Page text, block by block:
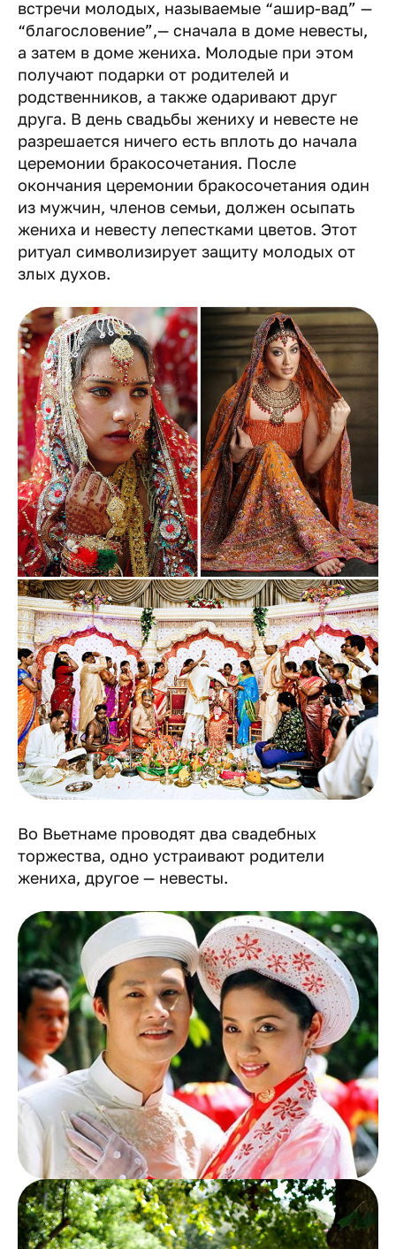
встречи молодых, называемые “ашир-вад” —
“благословение”,— сначала в доме невесты,
а затем в доме жениха. Молодые при этом
получают подарки от родителей и
родственников, а также одаривают друг
друга. В день свадьбы жениху и невесте не
разрешается ничего есть вплоть до начала
церемонии бракосочетания. После
окончания церемонии бракосочетания один
из мужчин, членов семьи, должен осыпать
жениха и невесту лепестками цветов. Этот
ритуал символизирует защиту молодых от
злых духов.
Во Вьетнаме проводят два свадебных
торжества, одно устраивают родители
жениха, другое — невесты.